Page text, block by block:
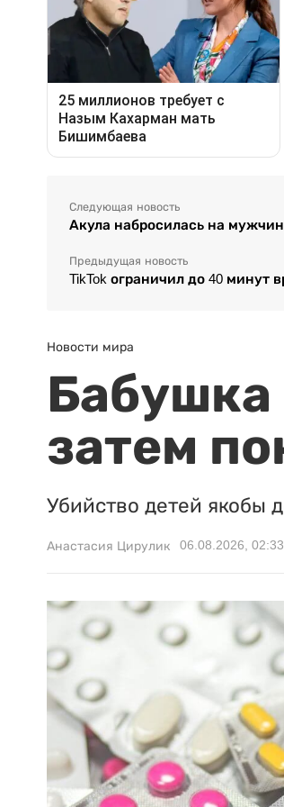
Следующая новость
Акула набросилась на
Предыдущая новость
TikTok ограничил до 40 минут
Новости мира
Бабушка
затем
Убийство детей якобы
Анастасия Цирулик 06.08.2026, 02:33